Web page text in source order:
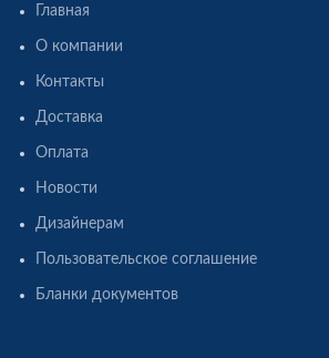
Главная
О компании
Контакты
Доставка
Оплата
Новости
Дизайнерам
Пользовательское соглашение
Бланки документов